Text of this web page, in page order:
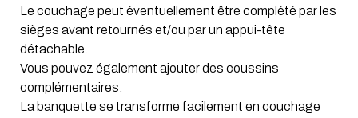
Le couchage peut éventuellement être complété par les
sièges avant retournés et/ou par un appui-tête
détachable.
Vous pouvez également ajouter des coussins
complémentaires.
La banquette se transforme facilement en couchage